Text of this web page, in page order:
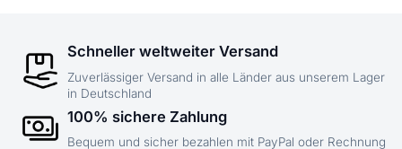
Schneller weltweiter Versand
Zuverlässiger Versand in alle Länder aus unserem Lager
in Deutschland
100% sichere Zahlung
Bequem und sicher bezahlen mit PayPal oder Rechnung